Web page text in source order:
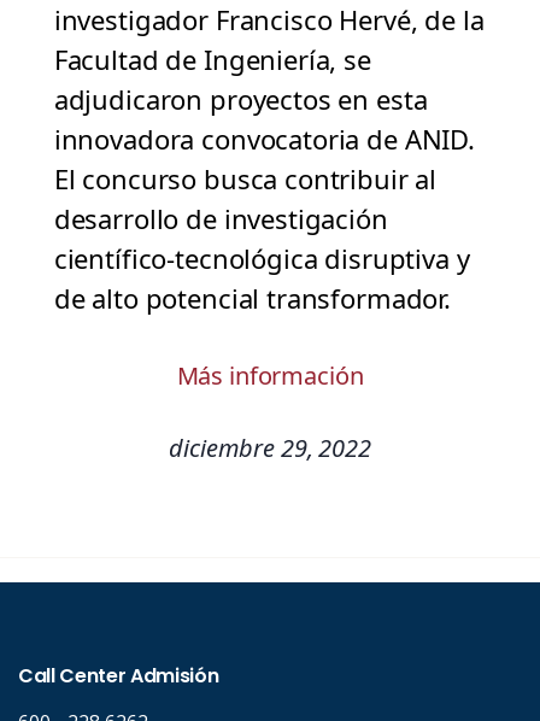
investigador Francisco Hervé, de la
Facultad de Ingeniería, se
adjudicaron proyectos en esta
innovadora convocatoria de ANID.
El concurso busca contribuir al
desarrollo de investigación
científico-tecnológica disruptiva y
de alto potencial transformador.
Más información
diciembre 29, 2022